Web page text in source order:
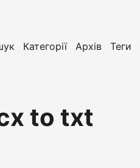
Категорії Архів Теги
to txt